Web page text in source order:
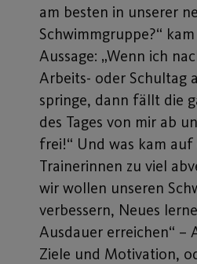
am besten in unserer
Schwimmgruppe?“
Aussage: „Wenn ich
Arbeits- oder Schultag
springe, dann fällt die
des Tages von mir ab
frei!“ Und was kam auf
Trainerinnen zu viel
wir wollen unseren
verbessern, Neues
Ausdauer erreichen“ –
Ziele und Motivation,